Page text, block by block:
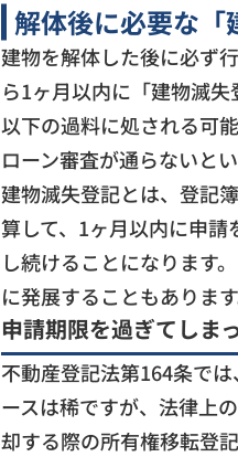
解体後に必要な「
建物を解体した後に必ず
ら1ヶ月以内に「建物滅
以下の過料に処される可
ローン審査が通らないと
建物滅失登記とは、登記
算して、1ヶ月以内に申
し続けることになります
に発展することもあります
申請期限を過ぎてしま
不動産登記法第164条で
ースは稀ですが、法律上
却する際の所有権移転登